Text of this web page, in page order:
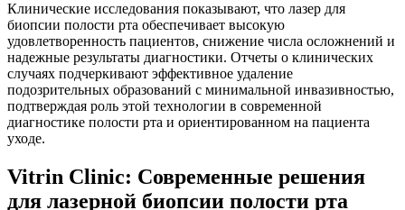
Клинические исследования показывают, что лазер для
биопсии полости рта обеспечивает высокую
удовлетворенность пациентов, снижение числа осложнений и
надежные результаты диагностики. Отчеты о клинических
случаях подчеркивают эффективное удаление
подозрительных образований с минимальной инвазивностью,
подтверждая роль этой технологии в современной
диагностике полости рта и ориентированном на пациента
уходе.
Vitrin Clinic: Современные решения
для лазерной биопсии полости рта